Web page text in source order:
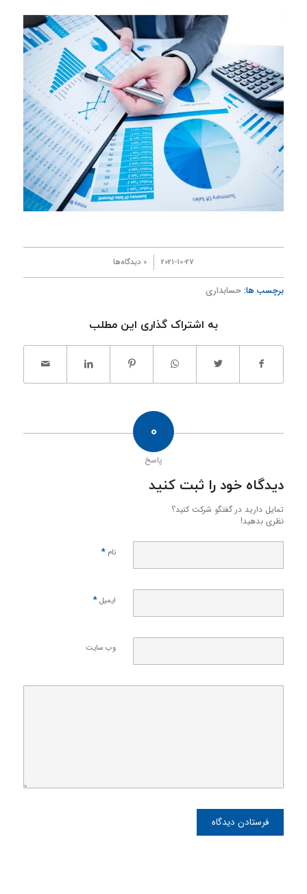
2021-10-27 0 دیدگاه‌ها
برچسب ها: حسابداری
به اشتراک گذاری این مطلب
0
پاسخ
دیدگاه خود را ثبت کنید
تمایل دارید در گفتگو شرکت کنید؟
نظری بدهید!
نام *
ایمیل*
وب‌ سایت